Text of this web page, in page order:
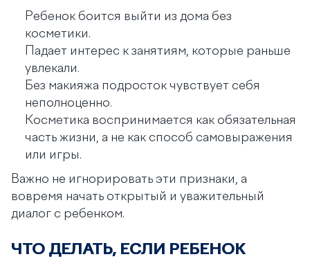
Ребенок боится выйти из дома без
косметики.
Падает интерес к занятиям, которые раньше
увлекали.
Без макияжа подросток чувствует себя
неполноценно.
Косметика воспринимается как обязательная
часть жизни, а не как способ самовыражения
или игры.
Важно не игнорировать эти признаки, а
вовремя начать открытый и уважительный
диалог с ребенком.
ЧТО ДЕЛАТЬ, ЕСЛИ РЕБЕНОК